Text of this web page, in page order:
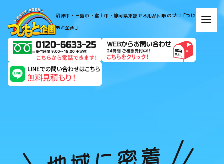
​​​​​​​​​​​​​​​​​​​​​沼津市・三島市・富士市・静岡県東部で不用品回収のプロ「つじ
もと企画」​​​​​​​
地
域
に
密